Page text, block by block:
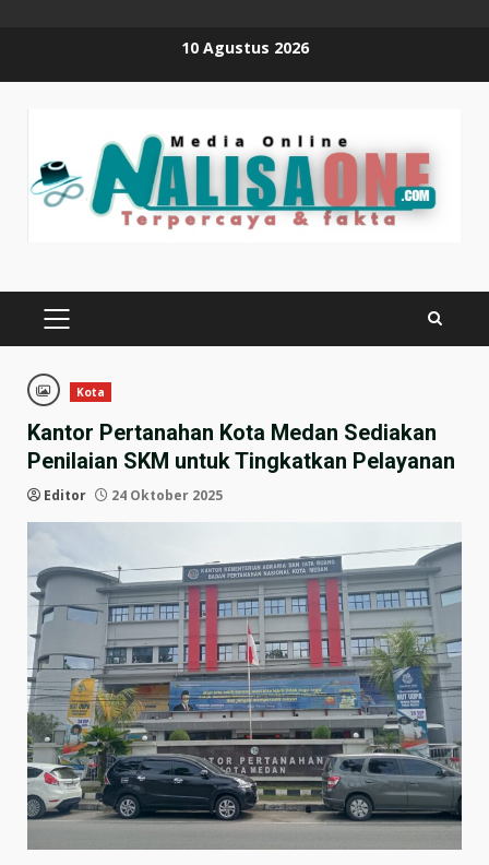
10 Agustus 2026
PRIMARY
Kota
Kantor Pertanahan Kota Medan Sediakan
Penilaian SKM untuk Tingkatkan Pelayanan
Editor 24 Oktober 2025